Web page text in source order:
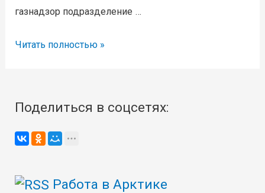
газнадзор подразделение …
Вакансии
Сила
Сибири
Читать полностью »
Поделиться в соцсетях:
Работа в Арктике